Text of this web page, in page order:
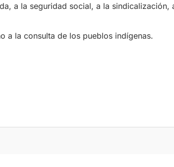
a la seguridad social, a la sindicalización,
a la consulta de los pueblos indígenas.